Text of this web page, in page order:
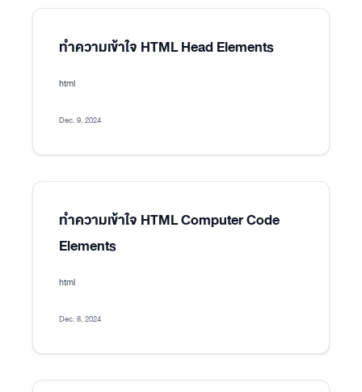
ทำความเข้าใจ HTML Head Elements
html
Dec. 9, 2024
ทำความเข้าใจ HTML Computer Code
Elements
html
Dec. 8, 2024